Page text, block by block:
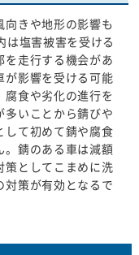
きや地形の影響も
塩害被害を受ける
を走行する機会があ
が影響を受ける可能
食や劣化の進行を
多いことから錆びや
して初めて錆や腐食
。錆のある車は減額
策としてこまめに洗
対策が有効となるで